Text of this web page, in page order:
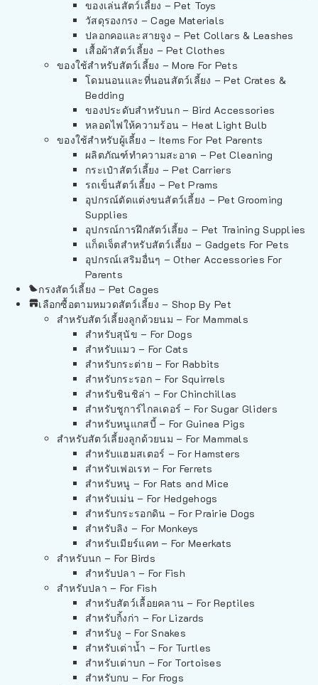
ของเล่นสัตว์เลี้ยง – Pet Toys
วัสดุรองกรง – Cage Materials
ปลอกคอและสายจูง – Pet Collars & Leashes
เสื้อผ้าสัตว์เลี้ยง – Pet Clothes
ของใช้สำหรับสัตว์เลี้ยง – More For Pets
โดมนอนและที่นอนสัตว์เลี้ยง – Pet Crates &
Bedding
ของประดับสำหรับนก – Bird Accessories
หลอดไฟให้ความร้อน – Heat Light Bulb
ของใช้สำหรับผู้เลี้ยง – Items For Pet Parents
ผลิตภัณฑ์ทำความสะอาด – Pet Cleaning
กระเป๋าสัตว์เลี้ยง – Pet Carriers
รถเข็นสัตว์เลี้ยง – Pet Prams
อุปกรณ์ตัดแต่งขนสัตว์เลี้ยง – Pet Grooming
Supplies
อุปกรณ์การฝึกสัตว์เลี้ยง – Pet Training Supplies
แก็ดเจ็ตสำหรับสัตว์เลี้ยง – Gadgets For Pets
อุปกรณ์เสริมอื่นๆ – Other Accessories For
Parents
กรงสัตว์เลี้ยง – Pet Cages
เลือกซื้อตามหมวดสัตว์เลี้ยง – Shop By Pet
สำหรับสัตว์เลี้ยงลูกด้วยนม – For Mammals
สำหรับสุนัข – For Dogs
สำหรับแมว – For Cats
สำหรับกระต่าย – For Rabbits
สำหรับกระรอก – For Squirrels
สำหรับชินชิล่า – For Chinchillas
สำหรับชูการ์ไกลเดอร์ – For Sugar Gliders
สำหรับหนูแกสบี้ – For Guinea Pigs
สำหรับสัตว์เลี้ยงลูกด้วยนม – For Mammals
สำหรับแฮมสเตอร์ – For Hamsters
สำหรับเฟอเรท – For Ferrets
สำหรับหนู – For Rats and Mice
สำหรับเม่น – For Hedgehogs
สำหรับกระรอกดิน – For Prairie Dogs
สำหรับลิง – For Monkeys
สำหรับเมียร์แคท – For Meerkats
สำหรับนก – For Birds
สำหรับปลา – For Fish
สำหรับปลา – For Fish
สำหรับสัตว์เลื้อยคลาน – For Reptiles
สำหรับกิ้งก่า – For Lizards
สำหรับงู – For Snakes
สำหรับเต่าน้ำ – For Turtles
สำหรับเต่าบก – For Tortoises
สำหรับกบ – For Frogs